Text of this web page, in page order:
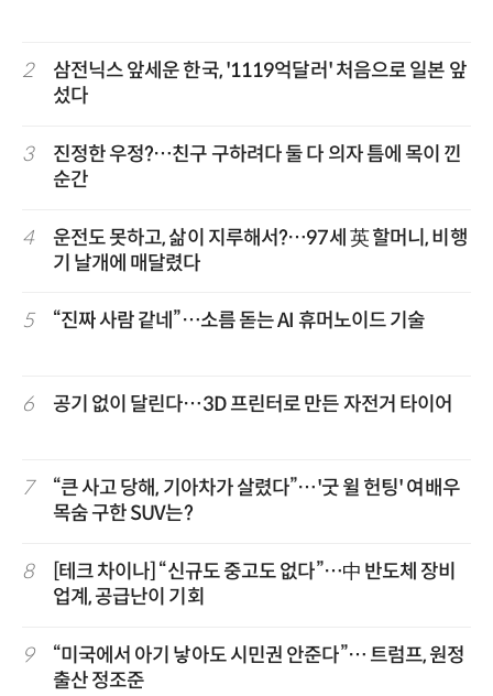
2
삼전닉스 앞세운 한국, '1119억달러' 처음으로 일본 앞
섰다
3
진정한 우정?…친구 구하려다 둘 다 의자 틈에 목이 낀
순간
4
운전도 못하고, 삶이 지루해서?…97세 英 할머니, 비행
기 날개에 매달렸다
5 “진짜 사람 같네”…소름 돋는 AI 휴머노이드 기술
6 공기 없이 달린다…3D 프린터로 만든 자전거 타이어
7
“큰 사고 당해, 기아차가 살렸다”…'굿 윌 헌팅' 여배우
목숨 구한 SUV는?
8
[테크 차이나] “신규도 중고도 없다”…中 반도체 장비
업계, 공급난이 기회
9
“미국에서 아기 낳아도 시민권 안준다”… 트럼프, 원정
출산 정조준